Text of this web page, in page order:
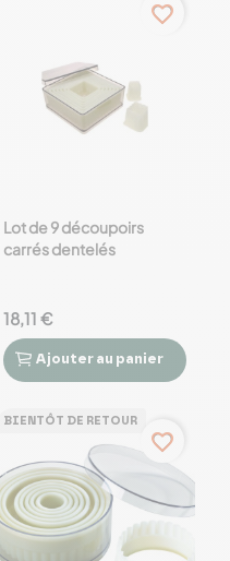
favorite_border
Lot de 9 découpoirs
carrés dentelés
18,11 €
 
Ajouter au panier
BIENTÔT DE RETOUR
favorite_border